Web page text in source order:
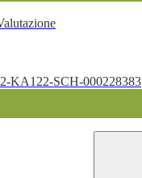
KA122-SCH-000228383